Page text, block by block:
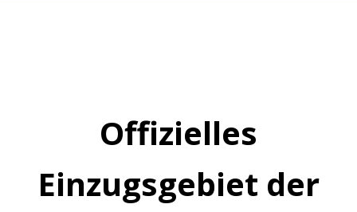
Offizielles
Einzugsgebiet der